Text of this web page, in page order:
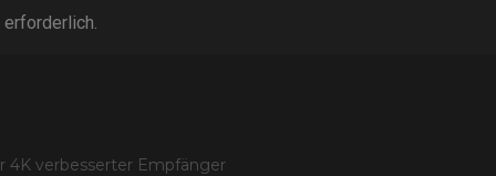
erforderlich.
4K verbesserter Empfänger